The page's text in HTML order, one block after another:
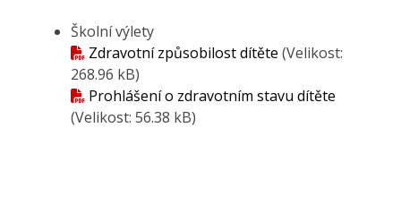
Školní výlety
Zdravotní způsobilost dítěte (Velikost:
268.96 kB)
Prohlášení o zdravotním stavu dítěte
(Velikost: 56.38 kB)